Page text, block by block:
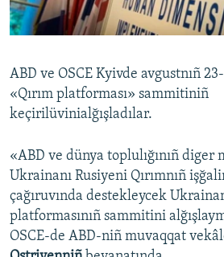
Русский
Українською
QOŞULIÑIZ!
RFE/RS bütün saytları
ABD ve OSCE Kyivde avgustnıñ
«Qırım platforması» sammitiniñ
keçirilüvinialğışladılar.
«ABD ve dünya toplulığınıñ
Ukrainanı Rusiyeni Qırımnıñ
çağıruvında destekleycek
platformasınıñ sammitini
OSCE-de ABD-niñ muvaqqat